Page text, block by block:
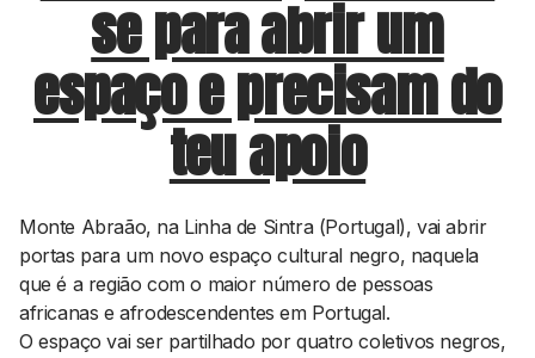
se para abrir um
espaço e precisam do
teu apoio
Monte Abraão, na Linha de Sintra (Portugal), vai abrir
portas para um novo espaço cultural negro, naquela
que é a região com o maior número de pessoas
africanas e afrodescendentes em Portugal.
O espaço vai ser partilhado por quatro coletivos negros,